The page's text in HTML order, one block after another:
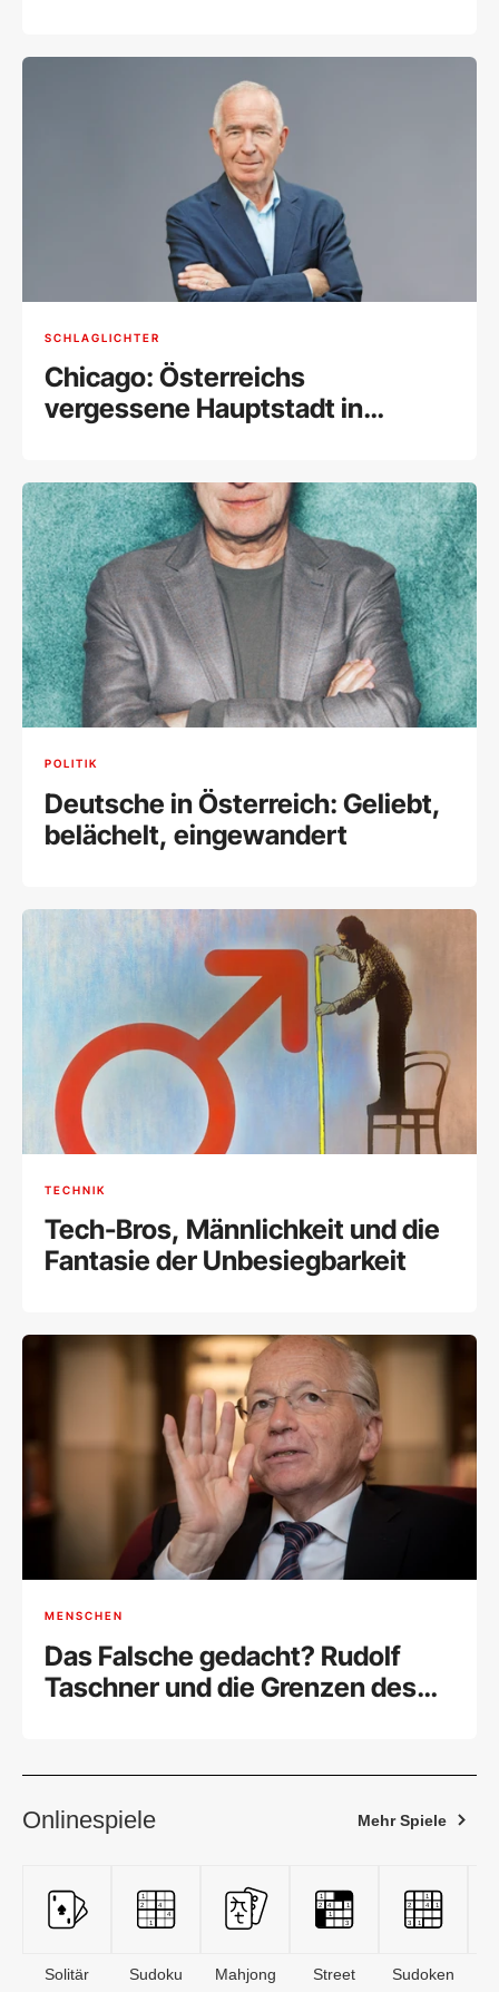
SCHLAGLICHTER
Chicago: Österreichs
vergessene Hauptstadt in
POLITIK
Deutsche in Österreich: Geliebt,
belächelt, eingewandert
TECHNIK
Tech-Bros, Männlichkeit und die
Fantasie der Unbesiegbarkeit
MENSCHEN
Das Falsche gedacht? Rudolf
Taschner und die Grenzen des
Onlinespiele Mehr Spiele
Solitär Sudoku Mahjong Street Sudoken